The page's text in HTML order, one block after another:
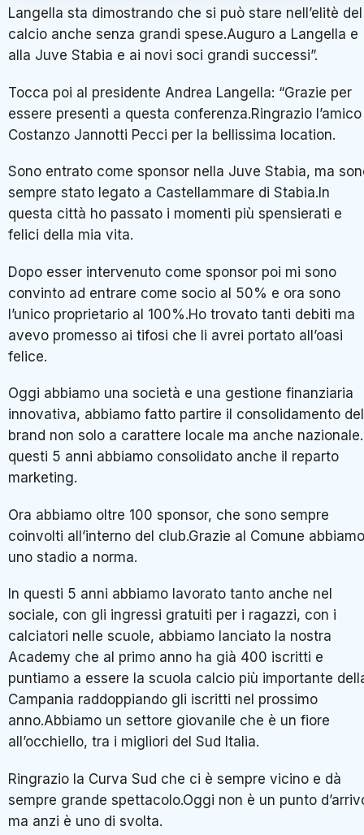
Langella sta dimostrando che si può stare nell’elitè del
calcio anche senza grandi spese.Auguro a Langella e
alla Juve Stabia e ai novi soci grandi successi”.
Tocca poi al presidente Andrea Langella: “Grazie per
essere presenti a questa conferenza.Ringrazio l’amico
Costanzo Jannotti Pecci per la bellissima location.
Sono entrato come sponsor nella Juve Stabia, ma
sempre stato legato a Castellammare di Stabia.In
questa città ho passato i momenti più spensierati e
felici della mia vita.
Dopo esser intervenuto come sponsor poi mi sono
convinto ad entrare come socio al 50% e ora sono
l’unico proprietario al 100%.Ho trovato tanti debiti ma
avevo promesso ai tifosi che li avrei portato all’oasi
felice.
Oggi abbiamo una società e una gestione finanziaria
innovativa, abbiamo fatto partire il consolidamento del
brand non solo a carattere locale ma anche
questi 5 anni abbiamo consolidato anche il reparto
marketing.
Ora abbiamo oltre 100 sponsor, che sono sempre
coinvolti all’interno del club.Grazie al Comune abbiamo
uno stadio a norma.
In questi 5 anni abbiamo lavorato tanto anche nel
sociale, con gli ingressi gratuiti per i ragazzi, con i
calciatori nelle scuole, abbiamo lanciato la nostra
Academy che al primo anno ha già 400 iscritti e
puntiamo a essere la scuola calcio più importante
Campania raddoppiando gli iscritti nel prossimo
anno.Abbiamo un settore giovanile che è un fiore
all’occhiello, tra i migliori del Sud Italia.
Ringrazio la Curva Sud che ci è sempre vicino e dà
sempre grande spettacolo.Oggi non è un punto
ma anzi è uno di svolta.